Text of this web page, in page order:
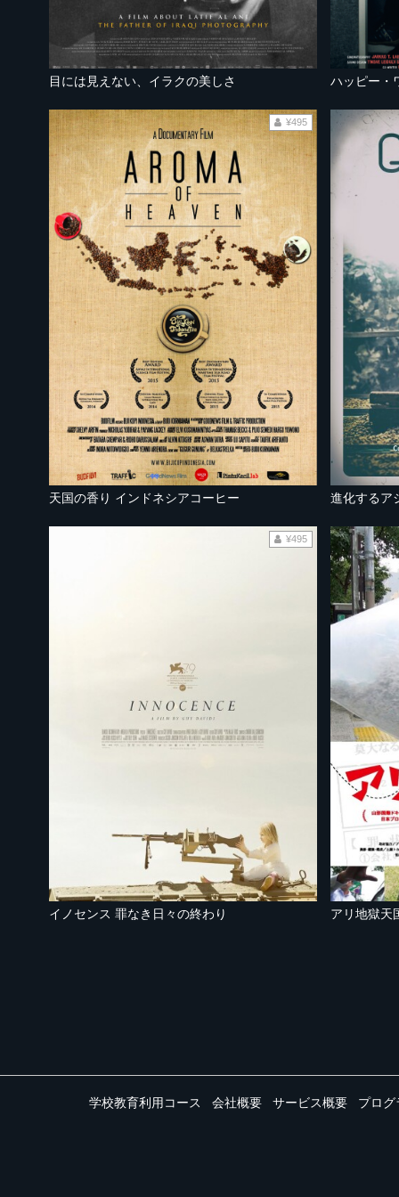
目には見えない、イラクの美しさ ハッピー・
天国の香り インドネシアコーヒー
¥495
進化するア
イノセンス 罪なき日々の終わり
¥495
アリ地獄天
学校教育利用コース 会社概要 サービス概要 プログ